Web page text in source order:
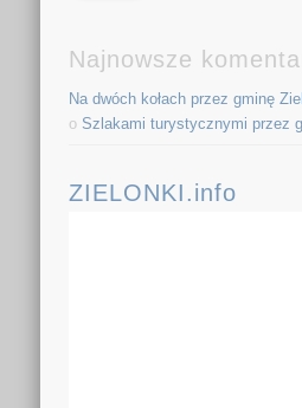
Najnowsze
Na dwóch kołach przez gminę
o Szlakami turystycznymi przez
ZIELONKI.info